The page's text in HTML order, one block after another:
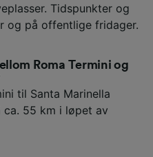
Tidspunkter og
og på offentlige fridager.
Roma Termini og
til Santa Marinella
55 km i løpet av